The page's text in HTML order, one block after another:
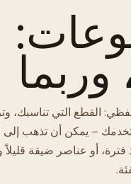
القطع التي تناسبك،
– يمكن أن تذهب إلى
فترة، أو عناصر ضيقة